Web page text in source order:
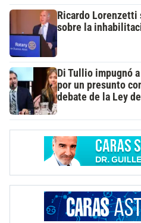
Ricardo Lorenzetti
sobre la
Di Tullio impugnó
por un presunto
debate de la Ley